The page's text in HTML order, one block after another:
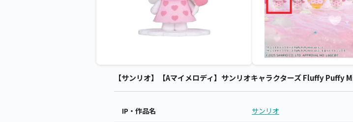
【サンリオ】【Aマイメロディ】サンリオキャラクターズ Fluffy Puffy
IP・作品名 サンリオ